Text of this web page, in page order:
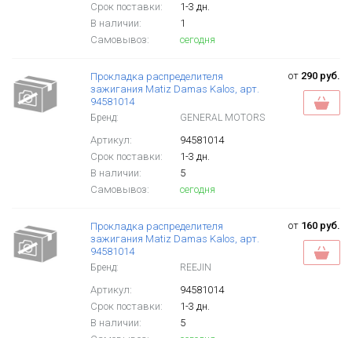
Срок поставки:
1-3 дн.
В наличии:
1
Самовывоз:
сегодня
Прокладка распределителя
зажигания Matiz Damas Kalos, арт.
94581014
Бренд: GENERAL MOTORS
Артикул:
94581014
Срок поставки:
1-3 дн.
В наличии:
5
Самовывоз:
сегодня
от 290 руб.
Прокладка распределителя
зажигания Matiz Damas Kalos, арт.
94581014
Бренд: REEJIN
Артикул:
94581014
Срок поставки:
1-3 дн.
В наличии:
5
от 160 руб.